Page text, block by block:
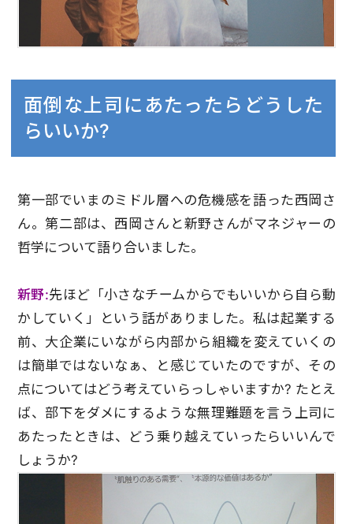
面倒な上司にあたったらどうした
らいいか?
第一部でいまのミドル層への危機感を語った西岡さ
ん。第二部は、西岡さんと新野さんがマネジャーの
哲学について語り合いました。
新野:先ほど「小さなチームからでもいいから自ら動
かしていく」という話がありました。私は起業する
前、大企業にいながら内部から組織を変えていくの
は簡単ではないなぁ、と感じていたのですが、その
点についてはどう考えていらっしゃいますか? たとえ
ば、部下をダメにするような無理難題を言う上司に
あたったときは、どう乗り越えていったらいいんで
しょうか?